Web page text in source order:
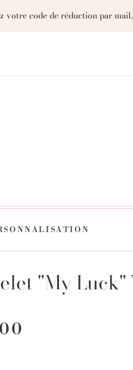
votre code de réduction par mail.
"My